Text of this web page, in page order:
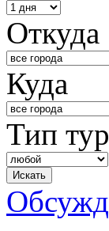
Откуда
Куда
Тип